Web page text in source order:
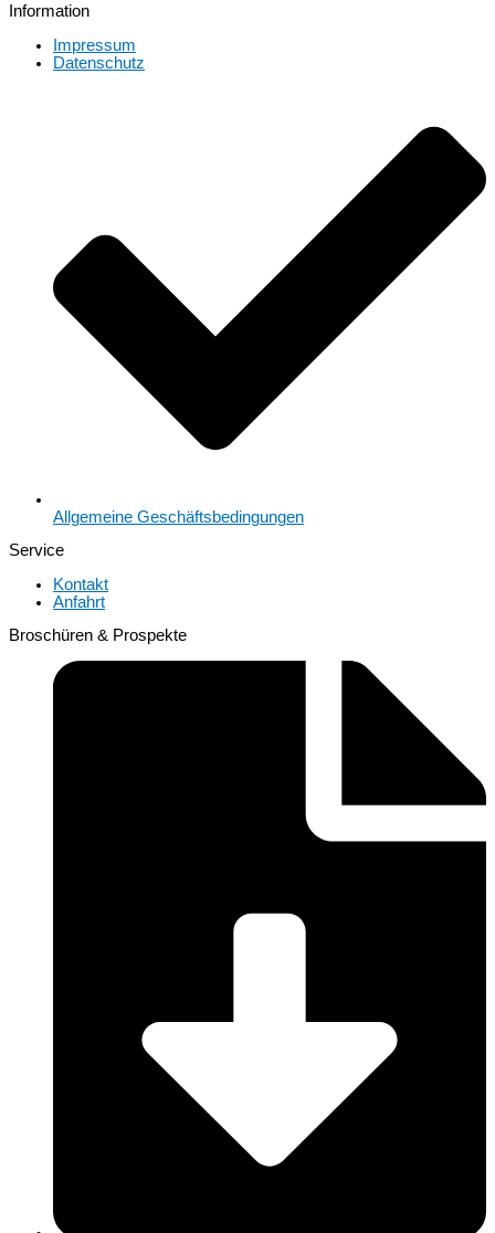
Information
Impressum
Datenschutz
Allgemeine Geschäftsbedingungen
Service
Kontakt
Anfahrt
Broschüren & Prospekte